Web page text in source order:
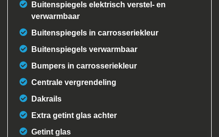
Buitenspiegels elektrisch verstel- en
verwarmbaar
Buitenspiegels in carrosseriekleur
Buitenspiegels verwarmbaar
Bumpers in carrosseriekleur
Centrale vergrendeling
Dakrails
Extra getint glas achter
Getint glas